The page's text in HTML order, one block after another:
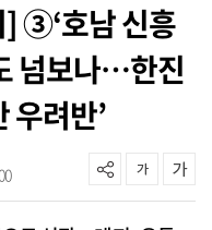
] ③‘호남 신흥
넘보나…한진
우려반’